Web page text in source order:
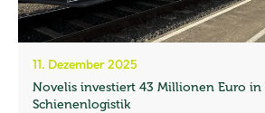
11. Dezember 2025
Novelis investiert 43 Millionen Euro in
Schienenlogistik